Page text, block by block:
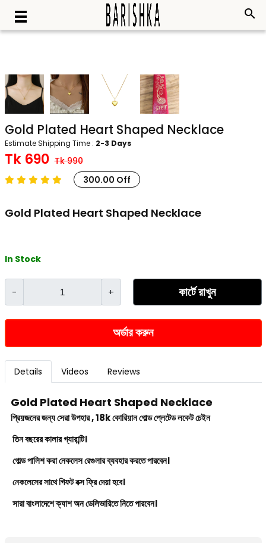
search
Gold Plated Heart Shaped Necklace
Estimate Shipping Time : 2-3 Days
Tk 690 Tk 990
300.00 Off
Gold Plated Heart Shaped Necklace
In Stock
- + কার্টে রাখুন
অর্ডার করুন
Details Videos Reviews
Gold Plated Heart Shaped Necklace
প্রিয়জনের জন্য সেরা উপহার , 18k কোরিয়ান গোল্ড প্লেটেড লকেট চেইন
তিন বছরের কালার গ্যারান্টি।
গোল্ড পালিশ করা নেকলেস রেগুলার ব্যবহার করতে পারবেন।
নেকলেসের সাথে গিফট বক্স ফ্রি দেয়া হবে।
সারা বাংলাদেশে ক্যাশ অন ডেলিভারিতে নিতে পারবেন।